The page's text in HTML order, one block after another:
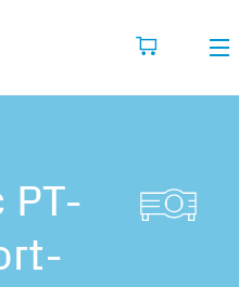
die je denkt nodig